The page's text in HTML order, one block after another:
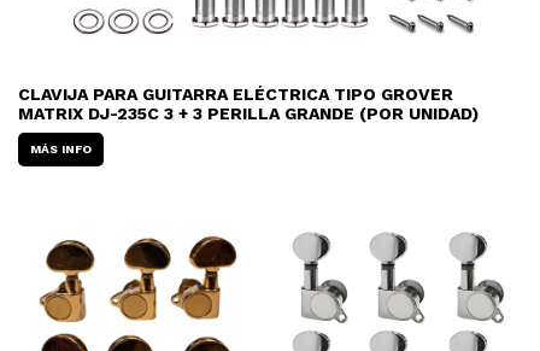
CLAVIJA PARA GUITARRA ELÉCTRICA TIPO GROVER
MATRIX DJ-235C 3 + 3 PERILLA GRANDE (POR UNIDAD)
MÁS INFO